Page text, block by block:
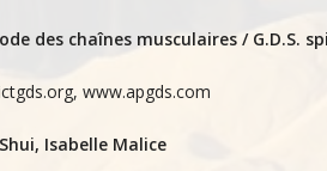
des chaînes musculaires / G.D.S.
www.apgds.com
Isabelle Malice